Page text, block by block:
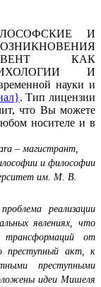
И
КАК
И
науки и
. Тип лицензии
что Вы можете
носителе и в
– магистрант,
и философии
им. М. В.
реализации
явлениях, что
трансформаций от
преступный акт, к
преступными
идеи Мишеля